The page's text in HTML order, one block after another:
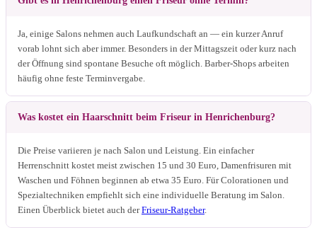
Ja, einige Salons nehmen auch Laufkundschaft an — ein kurzer Anruf
vorab lohnt sich aber immer. Besonders in der Mittagszeit oder kurz nach
der Öffnung sind spontane Besuche oft möglich. Barber-Shops arbeiten
häufig ohne feste Terminvergabe.
Was kostet ein Haarschnitt beim Friseur in Henrichenburg?
Die Preise variieren je nach Salon und Leistung. Ein einfacher
Herrenschnitt kostet meist zwischen 15 und 30 Euro, Damenfrisuren mit
Waschen und Föhnen beginnen ab etwa 35 Euro. Für Colorationen und
Spezialtechniken empfiehlt sich eine individuelle Beratung im Salon.
Einen Überblick bietet auch derFriseur-Ratgeber.